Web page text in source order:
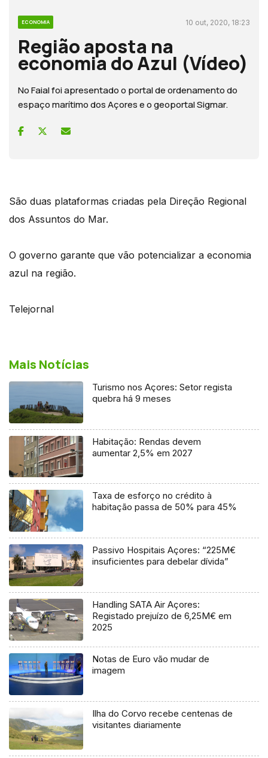
ECONOMIA 10 out, 2020, 18:23
Região aposta na
economia do Azul (Vídeo)
No Faial foi apresentado o portal de ordenamento do
espaço marítimo dos Açores e o geoportal Sigmar.
São duas plataformas criadas pela Direção Regional
dos Assuntos do Mar.
O governo garante que vão potencializar a economia
azul na região.
Telejornal
Mais Notícias
Turismo nos Açores: Setor regista
quebra há 9 meses
Habitação: Rendas devem
aumentar 2,5% em 2027
Taxa de esforço no crédito à
habitação passa de 50% para 45%
Passivo Hospitais Açores: “225M€
insuficientes para debelar dívida”
Handling SATA Air Açores:
Registado prejuízo de 6,25M€ em
2025
Notas de Euro vão mudar de
imagem
Ilha do Corvo recebe centenas de
visitantes diariamente